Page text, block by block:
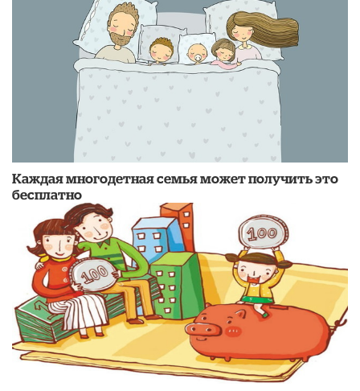
Каждая многодетная семья может получить это
бесплатно